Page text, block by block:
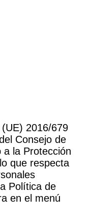
2016/679
Consejo de
a la Protección
que respecta
Política de
en el menú